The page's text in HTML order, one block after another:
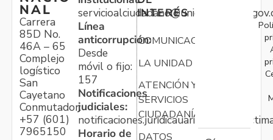
NAL
Carrera
85D No.
46A – 65
Complejo
logístico
San
Cayetano
Conmutador:
+57 (601)
7965150
Línea
anticorrupción:
Desde
móvil o fijo:
157
Notificaciones
judiciales:
Horario de
INTERÉS
COMUNICACIONES
LA UNIDAD
ATENCIÓN Y
SERVICIOS
CIUDADANÍA
DATOS